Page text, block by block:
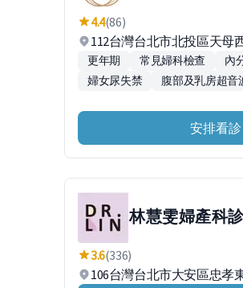
4.4(86)
112台灣台北市北投區天母
更年期 常見婦科檢查
內
婦女尿失禁
腹部及乳房超音
安排看診
林慧雯婦產科
3.6(336)
106台灣台北市大安區忠孝